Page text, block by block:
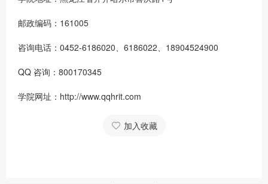
邮政编码：161005
咨询电话：0452-6186020、6186022、18904524900
QQ 咨询：800170345
学院网址：http://www.qqhrit.com
加入收藏